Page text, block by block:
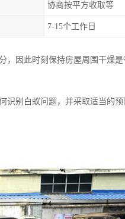
协商按平方收取等
7-15个工作日
，因此时刻保持房屋周围干燥
别白蚁问题，并采取适当的预